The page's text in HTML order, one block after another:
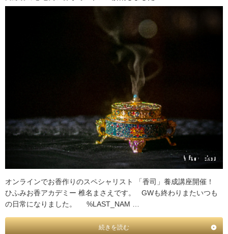
オンラインでお香作りのスペシャリスト 「香司」養成講座開催！
ひふみお香アカデミー 椎名まさえです。 GWも終わりまたいつも
の日常になりました。 %LAST_NAM …
続きを読む